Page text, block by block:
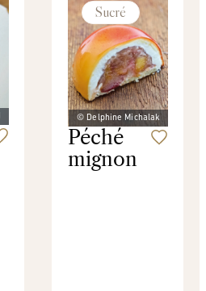
© Delphine Michalak
Sucré
Péché
mignon